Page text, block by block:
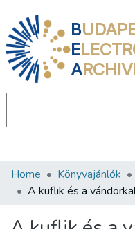
B
E
A
Communities &
Home Könyvajánlók
A kuflik és a